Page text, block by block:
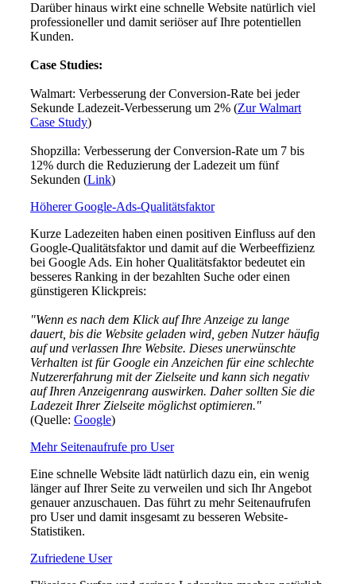
Darüber hinaus wirkt eine schnelle Website natürlich viel
professioneller und damit seriöser auf Ihre potentiellen
Kunden.
Case Studies:
Walmart: Verbesserung der Conversion-Rate bei jeder
Sekunde Ladezeit-Verbesserung um 2% (Zur Walmart
Case Study)
Shopzilla: Verbesserung der Conversion-Rate um 7 bis
12% durch die Reduzierung der Ladezeit um fünf
Sekunden (Link)
Höherer Google-Ads-Qualitätsfaktor
Kurze Ladezeiten haben einen positiven Einfluss auf den
Google-Qualitätsfaktor und damit auf die Werbeeffizienz
bei Google Ads. Ein hoher Qualitätsfaktor bedeutet ein
besseres Ranking in der bezahlten Suche oder einen
günstigeren Klickpreis:
"Wenn es nach dem Klick auf Ihre Anzeige zu lange
dauert, bis die Website geladen wird, geben Nutzer häufig
auf und verlassen Ihre Website. Dieses unerwünschte
Verhalten ist für Google ein Anzeichen für eine schlechte
Nutzererfahrung mit der Zielseite und kann sich negativ
auf Ihren Anzeigenrang auswirken. Daher sollten Sie die
Ladezeit Ihrer Zielseite möglichst optimieren."
(Quelle: Google)
Mehr Seitenaufrufe pro User
Eine schnelle Website lädt natürlich dazu ein, ein wenig
länger auf Ihrer Seite zu verweilen und sich Ihr Angebot
genauer anzuschauen. Das führt zu mehr Seitenaufrufen
pro User und damit insgesamt zu besseren Website-
Statistiken.
Zufriedene User